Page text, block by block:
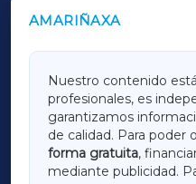
AMARIÑAXA
Nuestro contenido
profesionales, es
garantizamos
de calidad. Para poder
forma gratuita,
mediante publicidad.
OUTROS